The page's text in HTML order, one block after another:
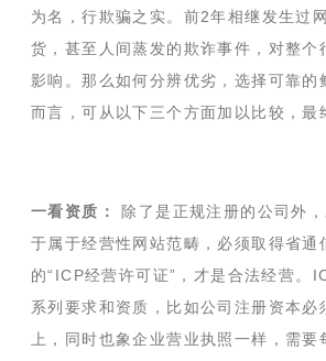
为名，行欺骗之实。前2年相继发生过
货，甚至人间蒸发的欺诈事件，对整个
影响。那么如何分辨优劣，选择可靠的
而言，可从以下三个方面加以比较，最
一看资质：
除了是正规注册的公司外
于属于经营性网站范畴，必须取得省通
的“ICP经营许可证”，才是合法经营。
系列要求和资质，比如公司注册资本必
上，同时也象企业营业执照一样，需要